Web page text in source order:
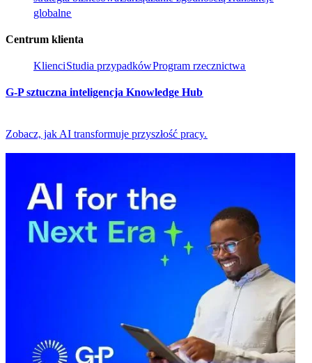
globalne​​
Centrum klienta​​
Klienci​​Studia przypadków​​Program rzecznictwa​​
G-P sztuczna inteligencja Knowledge Hub​​
Zobacz, jak AI transformuje przyszłość pracy.​​